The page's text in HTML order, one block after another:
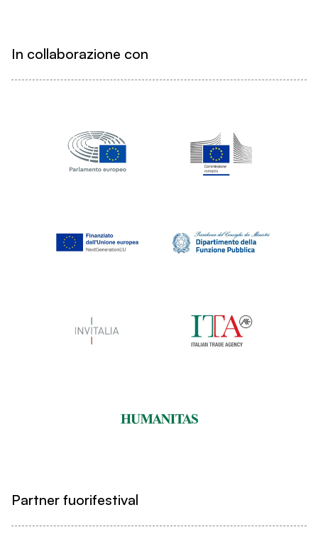
In collaborazione con
Partner fuorifestival